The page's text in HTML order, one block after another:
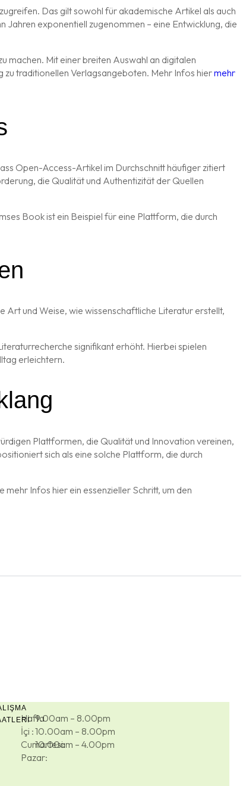
Das gilt sowohl für akademische Artikel als auch
exponentiell zugenommen – eine Entwicklung, die
machen. Mit einer breiten Auswahl an digitalen
zu traditionellen Verlagsangeboten. Mehr Infos hiermehr
Open-Access-Artikel im Durchschnitt häufiger zitiert
die Qualität und Authentizität der Quellen
Book ist ein Beispiel für eine Plattform, die durch
Art und Weise, wie wissenschaftliche Literatur erstellt,
signifikant erhöht. Hierbei spielen
erleichtern.
Plattformen, die Qualität und Innovation vereinen,
sich als eine solche Plattform, die durch
Infos hier ein essenzieller Schritt, um den
Hafta
İçi :
Cumartesi:
Pazar:
9.00am – 8.00pm
10.00am – 8.00pm
10.00am – 4.00pm